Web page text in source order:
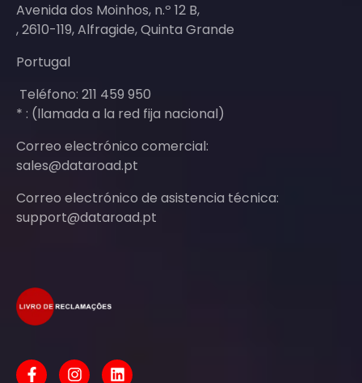
Avenida dos Moinhos, n.º 12 B,
, 2610-119, Alfragide, Quinta Grande
Portugal
Teléfono: 211 459 950
* : (llamada a la red fija nacional)
Correo electrónico comercial:
sales@dataroad.pt
Correo electrónico de asistencia técnica:
support@dataroad.pt